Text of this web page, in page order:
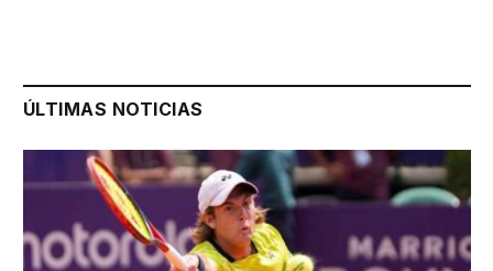
ÚLTIMAS NOTICIAS